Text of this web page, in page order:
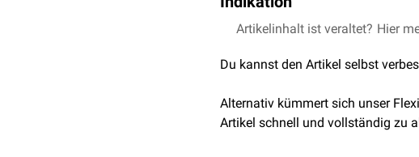
Schmerzen
Schwellung
Infektionen
im Punktionsbereich. Die
nur in seltenen Fällen vor.
Die feinnadelbioptische
derBrust(Mammakarzinom)
derProstata(Prostatakarzinom
desPankreas(
Artikelinhalt ist veraltet? Hier
Du kannst den Artikel selbst
Alternativ kümmert sich unser
Artikel schnell und vollständig zu